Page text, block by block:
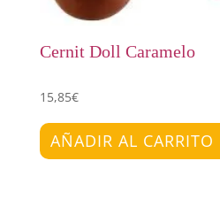
Cernit Doll Caramelo
15,85€
AÑADIR AL CARRITO